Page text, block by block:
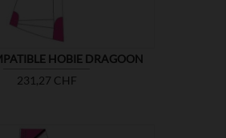
HOBIE DRAGOON
Prix
231,27 CHF